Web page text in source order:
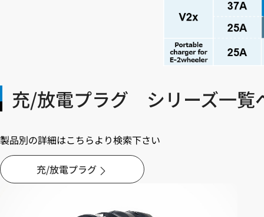
充/放電プラグ シリーズ一覧
製品別の詳細はこちらより検索下さい
充/放電プラグ